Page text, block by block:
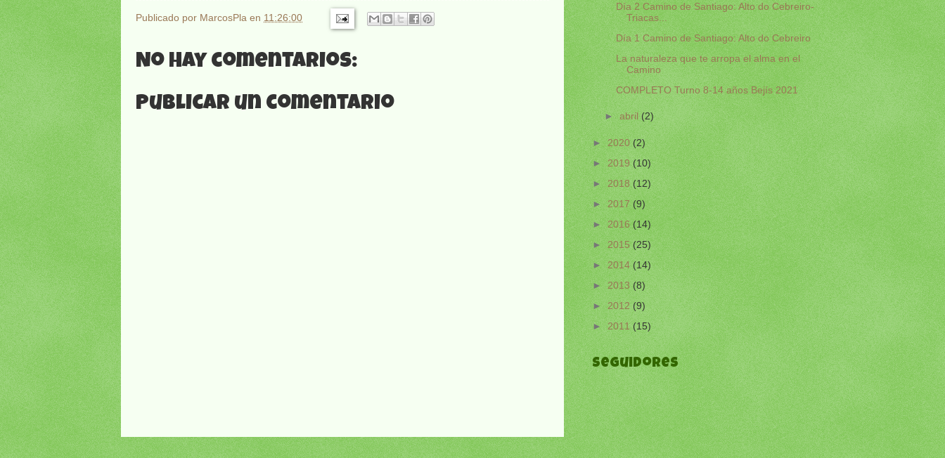
Publicado por MarcosPla en 11:26:00
No hay comentarios:
Publicar un comentario
Día 2 Camino de Santiago: Alto do Cebreiro-
Triacas...
Día 1 Camino de Santiago: Alto do Cebreiro
La naturaleza que te arropa el alma en el
Camino
COMPLETO Turno 8-14 años Bejís 2021
►abril(2)
►2020(2)
►2019(10)
►2018(12)
►2017(9)
► 2016(14)
►2015(25)
►2014(14)
►2013(8)
►2012 (9)
►2011(15)
Seguidores